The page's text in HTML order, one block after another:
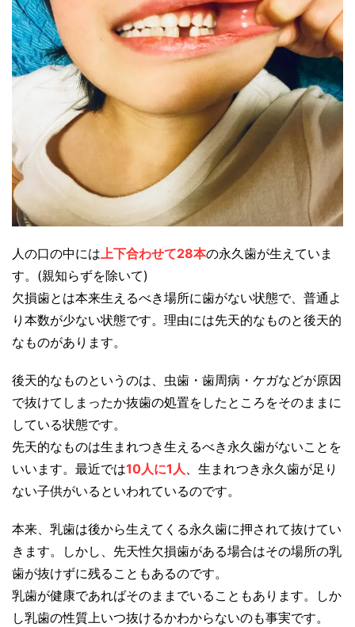
人の口の中には上下合わせて28本の永久歯が生えていま
す。(親知らずを除いて)
欠損歯とは本来生えるべき場所に歯がない状態で、普通よ
り本数が少ない状態です。理由には先天的なものと後天的
なものがあります。
後天的なものというのは、虫歯・歯周病・ケガなどが原因
で抜けてしまったか抜歯の処置をしたところをそのままに
している状態です。
先天的なものは生まれつき生えるべき永久歯がないことを
いいます。最近では10人に1人、生まれつき永久歯が足り
ない子供がいるといわれているのです。
本来、乳歯は後から生えてくる永久歯に押されて抜けてい
きます。しかし、先天性欠損歯がある場合はその場所の乳
歯が抜けずに残ることもあるのです。
乳歯が健康であればそのままでいることもあります。しか
し乳歯の性質上いつ抜けるかわからないのも事実です。